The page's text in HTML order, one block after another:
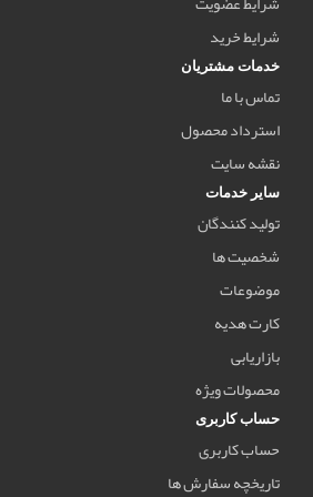
شرایط خرید
خدمات مشتریان
تماس با ما
استرداد محصول
نقشه سایت
سایر خدمات
تولید کنندگان
شخصیت ها
موضوعات
کارت هدیه
بازاریابی
محصولات ویژه
حساب کاربری
حساب کاربری
تاریخچه سفارش ها